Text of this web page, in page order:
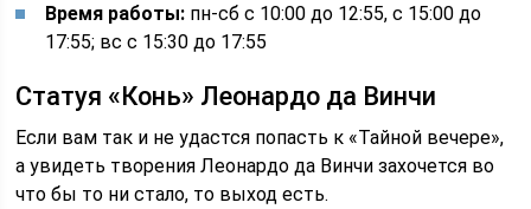
Время работы: пн-сб с 10:00 до 12:55, с 15:00 до
17:55; вс с 15:30 до 17:55
Статуя «Конь» Леонардо да Винчи
Если вам так и не удастся попасть к «Тайной вечере»,
а увидеть творения Леонардо да Винчи захочется во
что бы то ни стало, то выход есть.